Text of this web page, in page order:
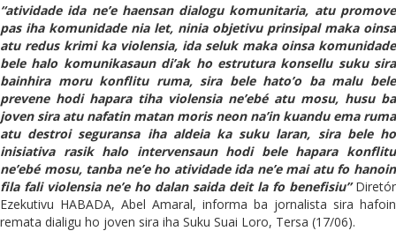
“atividade ida ne’e haensan dialogu komunitaria, atu promove
pas iha komunidade nia let, ninia objetivu prinsipal maka oinsa
atu redus krimi ka violensia, ida seluk maka oinsa komunidade
bele halo komunikasaun di’ak ho estrutura konsellu suku sira
bainhira moru konflitu ruma, sira bele hato’o ba malu bele
prevene hodi hapara tiha violensia ne’ebé atu mosu, husu ba
joven sira atu nafatin matan moris neon na’in kuandu ema ruma
atu destroi seguransa iha aldeia ka suku laran, sira bele ho
inisiativa rasik halo intervensaun hodi bele hapara konflitu
ne’ebé mosu, tanba ne’e ho atividade ida ne’e mai atu fo hanoin
fila fali violensia ne’e ho dalan saida deit la fo benefisiu”Diretór
Ezekutivu HABADA, Abel Amaral, informa ba jornalista sira hafoin
remata dialigu ho joven sira iha Suku Suai Loro, Tersa (17/06).